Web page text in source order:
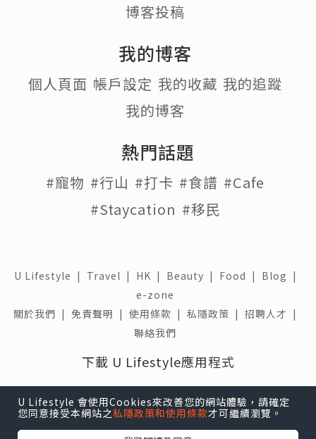
博客投稿
我的博客
個人頁面 帳戶設定 我的收藏 我的追蹤
我的博客
熱門話題
#寵物 #行山 #打卡 #食譜 #Cafe
#Staycation #移民
U Lifestyle | Travel | HK | Beauty | Food | Blog |
e-zone
關於我們 | 免責聲明 | 使用條款 | 私隱政策 | 招聘人才 |
聯絡我們
下載 U Lifestyle應用程式
U Lifestyle 會使用Cookies來改善您的網站體驗，請確定
您同意接受本網站之私隱政策和使用條款才可繼續瀏覽。